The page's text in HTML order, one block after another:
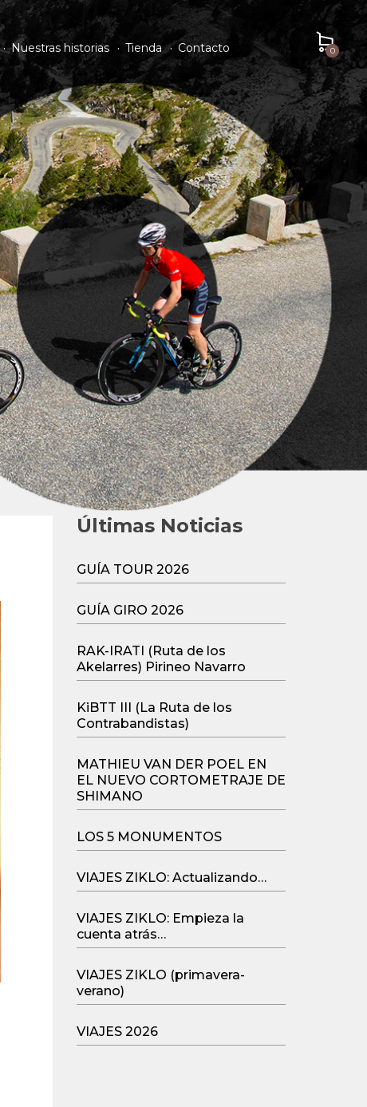
Nuestras historias Tienda Contacto 0
Últimas Noticias
GUÍA TOUR 2026
GUÍA GIRO 2026
RAK-IRATI (Ruta de los
Akelarres) Pirineo Navarro
KiBTT III (La Ruta de los
Contrabandistas)
MATHIEU VAN DER POEL EN
EL NUEVO CORTOMETRAJE DE
SHIMANO
LOS 5 MONUMENTOS
VIAJES ZIKLO: Actualizando…
VIAJES ZIKLO: Empieza la
cuenta atrás…
VIAJES ZIKLO (primavera-
verano)
VIAJES 2026